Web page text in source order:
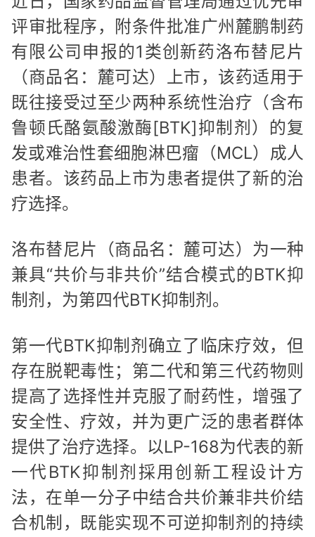
评审批程序，附条件批准广州麓鹏制药
有限公司申报的1类创新药洛布替尼片
（商品名：麓可达）上市，该药适用于
既往接受过至少两种系统性治疗（含布
鲁顿氏酪氨酸激酶[BTK]抑制剂）的复
发或难治性套细胞淋巴瘤（MCL）成人
患者。该药品上市为患者提供了新的治
疗选择。
洛布替尼片（商品名：麓可达）为一种
兼具“共价与非共价”结合模式的BTK抑
制剂，为第四代BTK抑制剂。
第一代BTK抑制剂确立了临床疗效，但
存在脱靶毒性；第二代和第三代药物则
提高了选择性并克服了耐药性，增强了
安全性、疗效，并为更广泛的患者群体
提供了治疗选择。以LP-168为代表的新
一代BTK抑制剂採用创新工程设计方
法，在单一分子中结合共价兼非共价结
合机制，既能实现不可逆抑制剂的持续